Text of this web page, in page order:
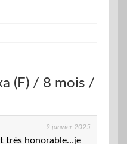
(F) / 8 mois /
9 janvier 2025
très honorable…je